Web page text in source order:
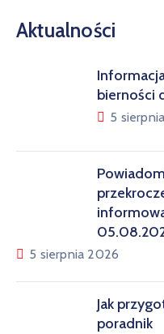
Aktualności
bierności
5
5 sierpnia 2026
Jak
poradnik